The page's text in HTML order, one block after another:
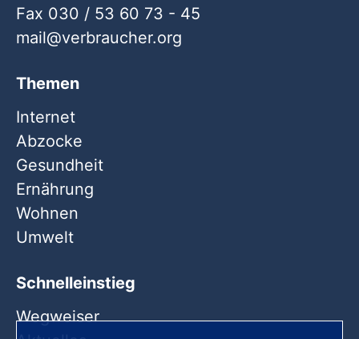
Fax 030 / 53 60 73 - 45
mail
verbraucher org
Themen
Internet
Abzocke
Gesundheit
Ernährung
Wohnen
Umwelt
Schnelleinstieg
Wegweiser